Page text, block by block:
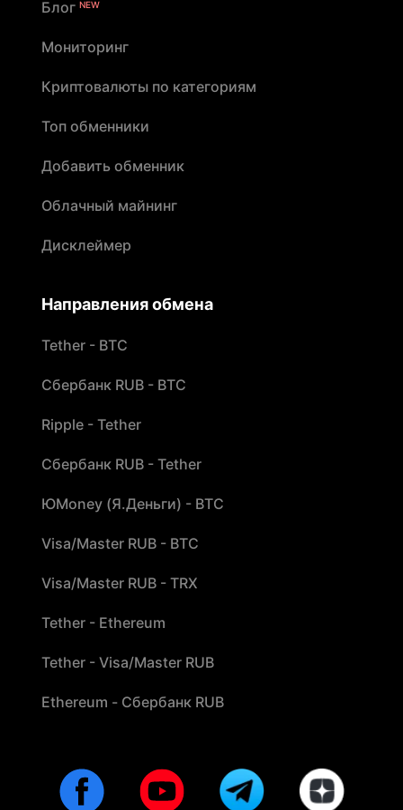
Блог NEW
Мониторинг
Криптовалюты по категориям
Топ обменники
Добавить обменник
Облачный майнинг
Дисклеймер
Направления обмена
Tether - BTC
Сбербанк RUB - BTC
Ripple - Tether
Сбербанк RUB - Tether
ЮMoney (Я.Деньги) - BTC
Visa/Master RUB - BTC
Visa/Master RUB - TRX
Tether - Ethereum
Tether - Visa/Master RUB
Ethereum - Сбербанк RUB